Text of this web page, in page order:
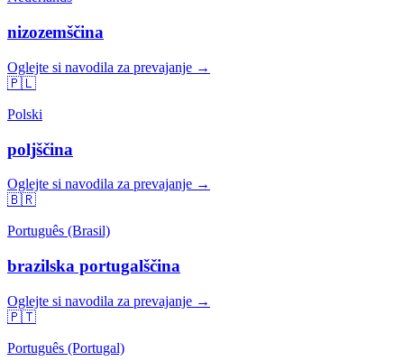
nizozemščina
Oglejte si navodila za prevajanje →
🇵🇱
Polski
poljščina
Oglejte si navodila za prevajanje →
🇧🇷
Português (Brasil)
brazilska portugalščina
Oglejte si navodila za prevajanje →
🇵🇹
Português (Portugal)